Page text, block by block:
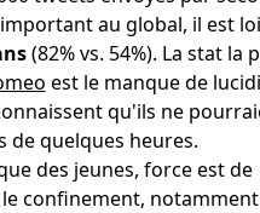
au global, il est
(82% vs. 54%). La stat la
est le manque de
qu'ils ne
de quelques heures.
des jeunes, force est de
confinement,